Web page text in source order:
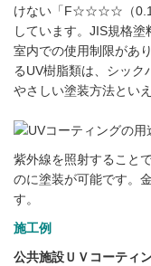
けない「F☆☆☆☆（
しています。JIS規格
室内での使用制限があ
るUV樹脂類は、シック
やさしい塗装方法とい
紫外線を照射すること
のに塗装が可能です。
す。
施工例
公共施設ＵＶコーティ